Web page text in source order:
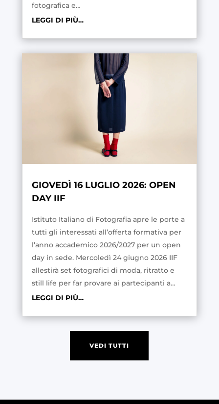
fotografica e…
LEGGI DI PIÙ…
GIOVEDÌ 16 LUGLIO 2026: OPEN
DAY IIF
Istituto Italiano di Fotografia apre le porte a
tutti gli interessati all’offerta formativa per
l’anno accademico 2026/2027 per un open
day in sede. Mercoledì 24 giugno 2026 IIF
allestirà set fotografici di moda, ritratto e
still life per far provare ai partecipanti a…
LEGGI DI PIÙ…
VEDI TUTTI